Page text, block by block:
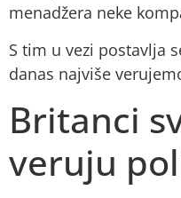
menadžera neke
S tim u vezi postavlja
danas najviše
Britanci
veruju